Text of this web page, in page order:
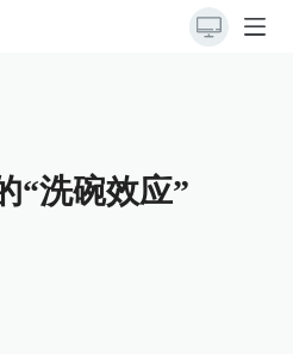
“洗碗效应”